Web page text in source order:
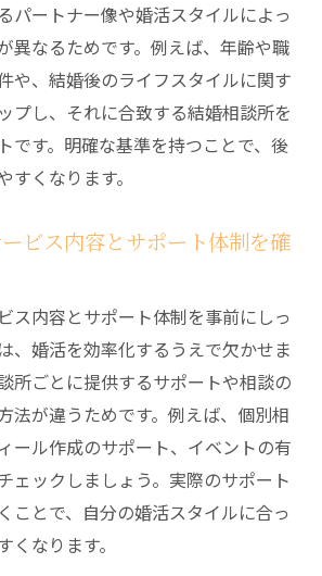
パートナー像や婚活スタイルによっ
異なるためです。例えば、年齢や職
や、結婚後のライフスタイルに関す
プし、それに合致する結婚相談所を
です。明確な基準を持つことで、後
くなります。
ビス内容とサポート体制を確
ス内容とサポート体制を事前にしっ
、婚活を効率化するうえで欠かせま
所ごとに提供するサポートや相談の
法が違うためです。例えば、個別相
ール作成のサポート、イベントの有
ェックしましょう。実際のサポート
ことで、自分の婚活スタイルに合っ
くなります。